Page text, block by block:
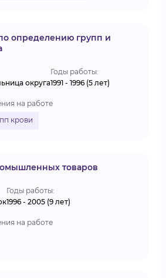
определению групп и
округа
Годы работы:
1991 - 1996 (5 лет)
на работе
крови
товаров
Годы работы:
1996 - 2005 (9 лет)
на работе